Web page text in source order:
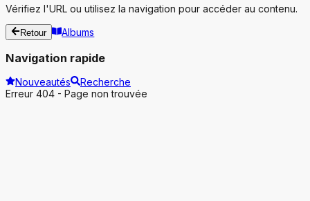
Vérifiez l'URL ou utilisez la navigation pour accéder au contenu.
Retour Albums
Navigation rapide
Nouveautés
Recherche
Erreur 404 - Page non trouvée